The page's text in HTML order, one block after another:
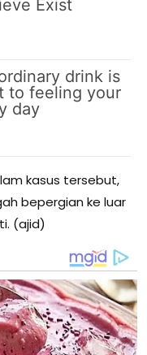
kasus tersebut,
bepergian ke luar
(ajid)